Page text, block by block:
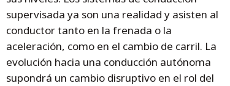
supervisada ya son una realidad y asisten al
conductor tanto en la frenada o la
aceleración, como en el cambio de carril. La
evolución hacia una conducción autónoma
supondrá un cambio disruptivo en el rol del